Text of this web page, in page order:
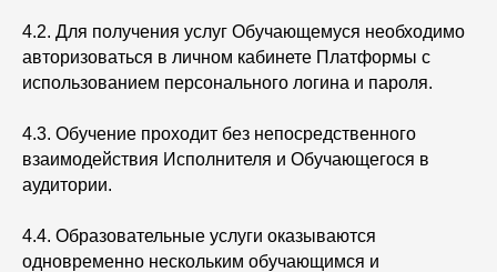
4.2. Для получения услуг Обучающемуся необходимо
авторизоваться в личном кабинете Платформы с
использованием персонального логина и пароля.
4.3. Обучение проходит без непосредственного
взаимодействия Исполнителя и Обучающегося в
аудитории.
4.4. Образовательные услуги оказываются
одновременно нескольким обучающимся и